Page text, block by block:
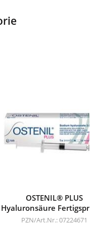
OSTENIL® PLUS
Hyaluronsäure
PZN/Art.Nr.: 07224671